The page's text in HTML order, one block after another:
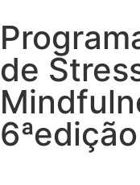
de
6ªedição